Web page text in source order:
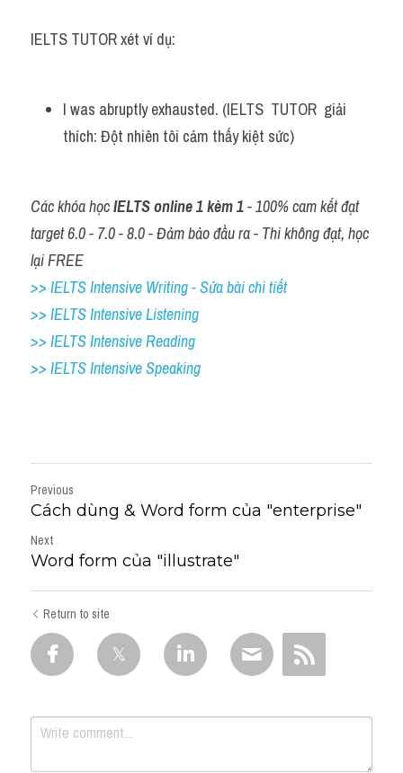
IELTS TUTOR xét ví dụ:
I was abruptly exhausted. (IELTS  TUTOR  giải
thích: Đột nhiên tôi cảm thấy kiệt sức)
Các khóa học IELTS online 1 kèm 1 - 100% cam kết đạt
target 6.0 - 7.0 - 8.0 - Đảm bảo đầu ra - Thi không đạt, học
lại FREE
>> IELTS Intensive Writing - Sửa bài chi tiết
>> IELTS Intensive Listening
>> IELTS Intensive Reading
>> IELTS Intensive Speaking
Previous
Cách dùng & Word form của "enterprise"
Next
Word form của "illustrate"
Return to site